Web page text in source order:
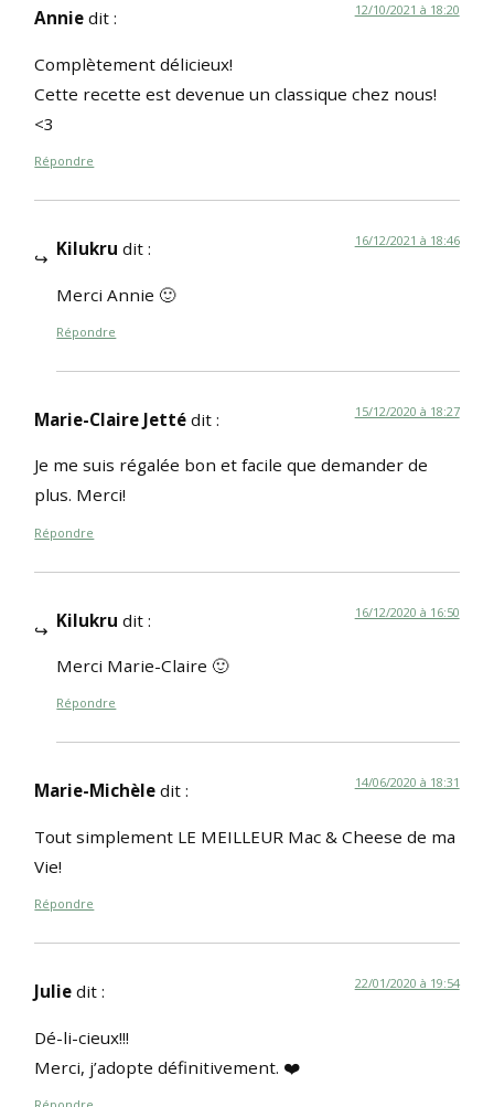
Annie dit : 12/10/2021 à 18:20
Complètement délicieux!
Cette recette est devenue un classique chez nous!
<3
Répondre
Kilukru dit : 16/12/2021 à 18:46
Merci Annie 🙂
Répondre
Marie-Claire Jetté dit : 15/12/2020 à 18:27
Je me suis régalée bon et facile que demander de
plus. Merci!
Répondre
Kilukru dit : 16/12/2020 à 16:50
Merci Marie-Claire 🙂
Répondre
Marie-Michèle dit : 14/06/2020 à 18:31
Tout simplement LE MEILLEUR Mac & Cheese de ma
Vie!
Répondre
Julie dit : 22/01/2020 à 19:54
Dé-li-cieux!!!
Merci, j’adopte définitivement. ❤️